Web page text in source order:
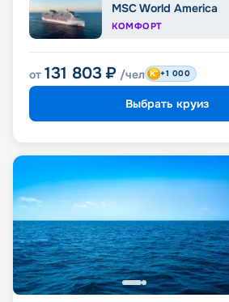
MSC World America
КОМФОРТ
от 131 803 ₽ /чел +1 000
Выбрать круиз